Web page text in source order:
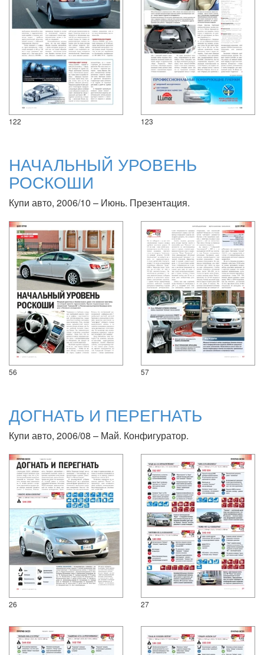
122 123
НАЧАЛЬНЫЙ УРОВЕНЬ
РОСКОШИ
Купи авто, 2006/10 – Июнь. Презентация.
56 57
ДОГНАТЬ И ПЕРЕГНАТЬ
Купи авто, 2006/08 – Май. Конфигуратор.
26 27